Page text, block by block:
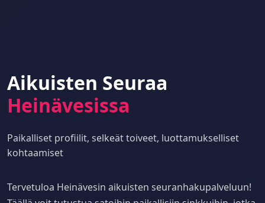
Aikuisten Seuraa
Heinävesissa
Paikalliset profiilit, selkeät toiveet, luottamukselliset
kohtaamiset
Tervetuloa Heinävesin aikuisten seuranhakupalveluun!